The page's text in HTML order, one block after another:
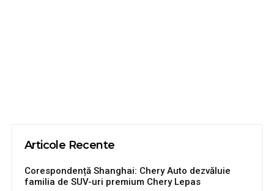
Articole Recente
Corespondență Shanghai: Chery Auto dezvăluie
familia de SUV-uri premium Chery Lepas